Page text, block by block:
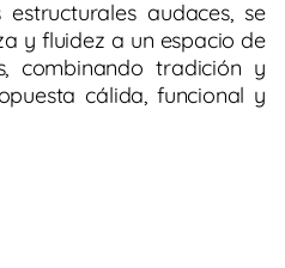
audaces, se
y fluidez a un espacio de
combinando tradición y
cálida, funcional y